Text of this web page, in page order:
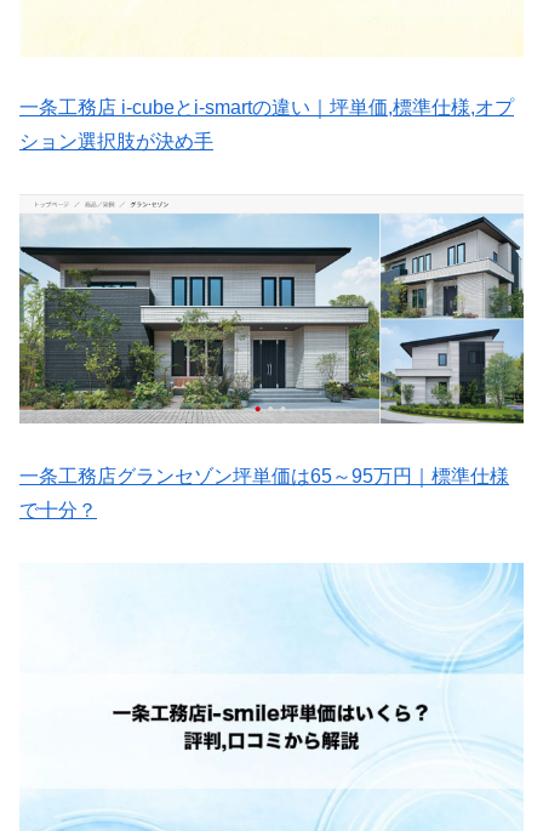
一条工務店 i-cubeとi-smartの違い｜坪単価,標準仕様,オプ
ション選択肢が決め手
一条工務店グランセゾン坪単価は65～95万円｜標準仕様
で十分？